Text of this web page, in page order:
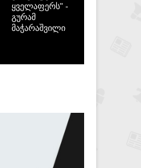
ყველაფერს" -
გურამ
მაჭარაშვილი